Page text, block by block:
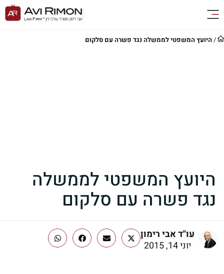
/היועץ המשפטי לממשלה נגד פשרה עם סלקום
היועץ המשפטי לממשלה
נגד פשרה עם סלקום
עו"ד אבי רימון
יוני 14, 2015